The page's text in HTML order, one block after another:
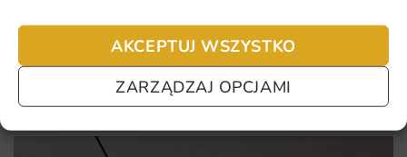
AKCEPTUJ WSZYSTKO
ZARZĄDZAJ OPCJAMI
Najczęściej zadawane pytania
Pomagamy i doradzamy przy każdym zakupie. Ale jeżeli
nie chcesz czekać – sprawdź najczęściej zadawane pytania.